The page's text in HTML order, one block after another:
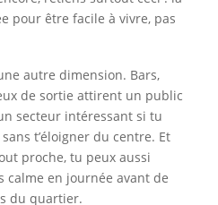
pour être facile à vivre, pas
autre dimension. Bars,
de sortie attirent un public
secteur intéressant si tu
t’éloigner du centre. Et
proche, tu peux aussi
en journée avant de
du quartier.